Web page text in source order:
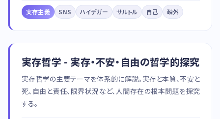
実存主義 SNS ハイデガー サルトル 自己 疎外
実存哲学 - 実存・不安・自由の哲学的探究
実存哲学の主要テーマを体系的に解説。実存と本質、不安と
死、自由と責任、限界状況など、人間存在の根本問題を探究
する。